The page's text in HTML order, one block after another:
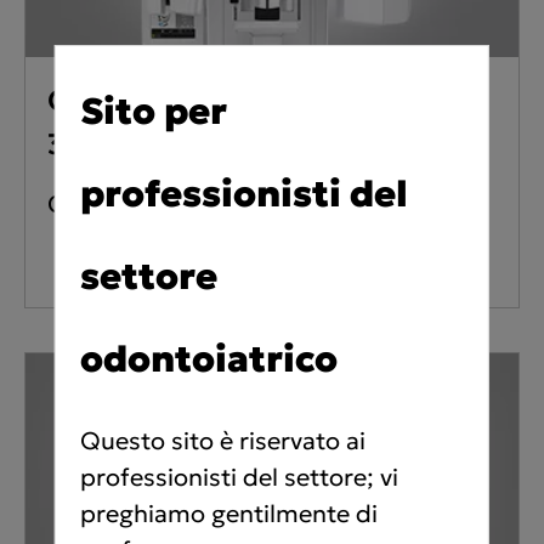
ORTHOPANTOMOGRAPH™ OP
3D Pro
Cone Beam 3D Imaging
Sito per
professionisti del
settore
odontoiatrico
Questo sito è riservato ai
professionisti del settore; vi
preghiamo gentilmente di